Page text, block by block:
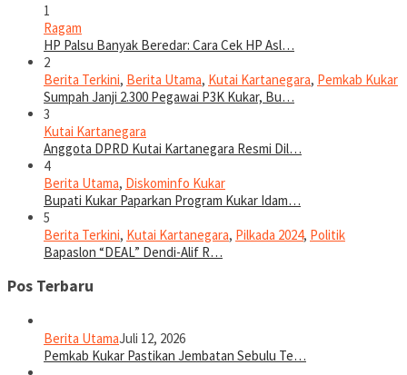
1
Ragam
HP Palsu Banyak Beredar: Cara Cek HP Asl…
2
Berita Terkini, Berita Utama, Kutai Kartanegara, Pemkab Kukar
Sumpah Janji 2.300 Pegawai P3K Kukar, Bu…
3
Kutai Kartanegara
Anggota DPRD Kutai Kartanegara Resmi Dil…
4
Berita Utama, Diskominfo Kukar
Bupati Kukar Paparkan Program Kukar Idam…
5
Berita Terkini, Kutai Kartanegara, Pilkada 2024, Politik
Bapaslon “DEAL” Dendi-Alif R…
Pos Terbaru
Berita UtamaJuli 12, 2026
Pemkab Kukar Pastikan Jembatan Sebulu Te…